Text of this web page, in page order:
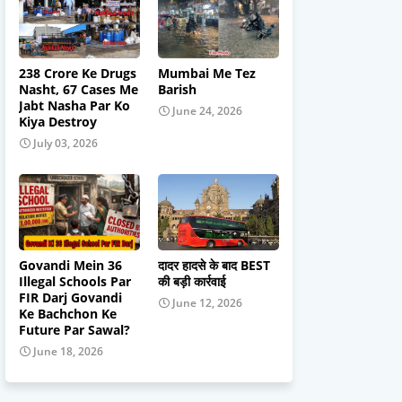
238 Crore Ke Drugs
Nasht, 67 Cases Me
Jabt Nasha Par Ko
Kiya Destroy
July 03, 2026
Mumbai Me Tez
Barish
June 24, 2026
Govandi Mein 36
Illegal Schools Par
FIR Darj Govandi
Ke Bachchon Ke
Future Par Sawal?
June 18, 2026
दादर हादसे के बाद BEST
की बड़ी कार्रवाई
June 12, 2026